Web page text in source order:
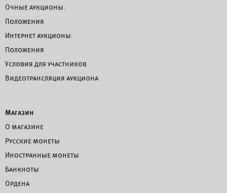
Очные аукционы.
Положения
Интернет аукционы.
Положения
Условия для участников
Видеотрансляция аукциона
Магазин
О магазине
Русские монеты
Иностранные монеты
Банкноты
Ордена